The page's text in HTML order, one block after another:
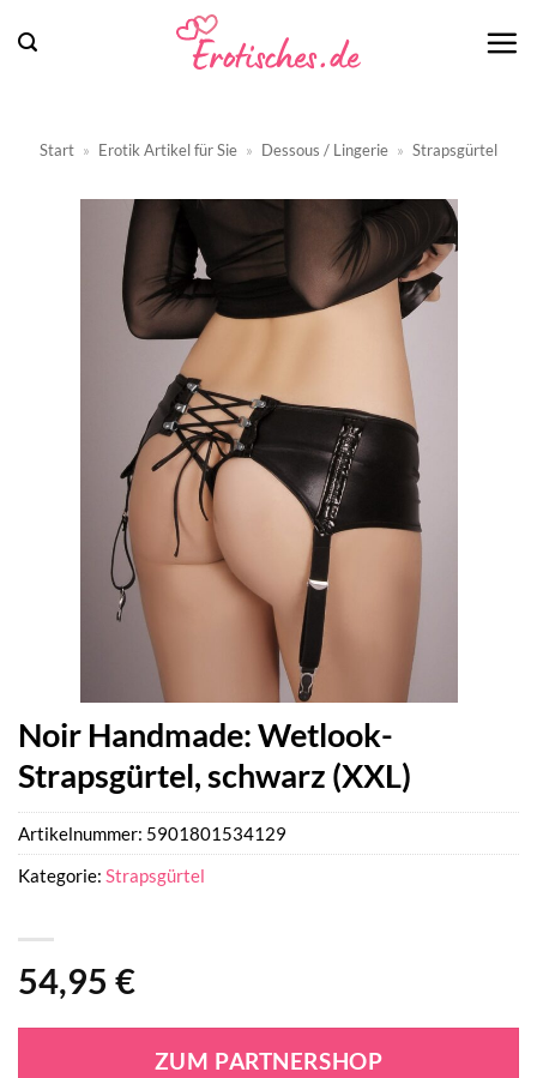
Inhalt
Start » Erotik Artikel für Sie » Dessous / Lingerie » Strapsgürtel
Noir Handmade: Wetlook-
Strapsgürtel, schwarz (XXL)
54,95 €
ZUM PARTNERSHOP
Artikelnummer: 5901801534129
Kategorie: Strapsgürtel